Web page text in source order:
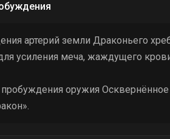
артерий земли Драконьего
усиления меча, жаждущего
оружия